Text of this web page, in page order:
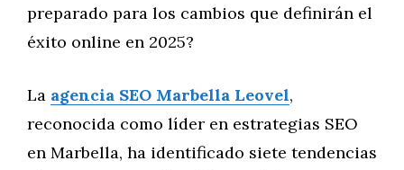
preparado para los cambios que definirán el
éxito online en 2025?
La agencia SEO Marbella Leovel,
reconocida como líder en estrategias SEO
en Marbella, ha identificado siete tendencias